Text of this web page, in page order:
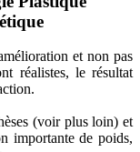
et non pas
réalistes, le résultat
(voir plus loin) et
importante de poids,